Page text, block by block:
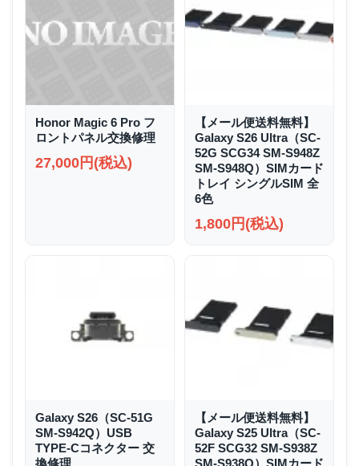
Honor Magic 6 Pro フ
ロントパネル交換修理
27,000円(税込)
【メール便送料無料】
Galaxy S26 Ultra（SC-
52G SCG34 SM-S948Z
SM-S948Q）SIMカード
トレイ シングルSIM 全
6色
1,800円(税込)
Galaxy S26（SC-51G
SM-S942Q）USB
TYPE-Cコネクター 交
換修理
【メール便送料無料】
Galaxy S25 Ultra（SC-
52F SCG32 SM-S938Z
SM-S938Q）SIMカード